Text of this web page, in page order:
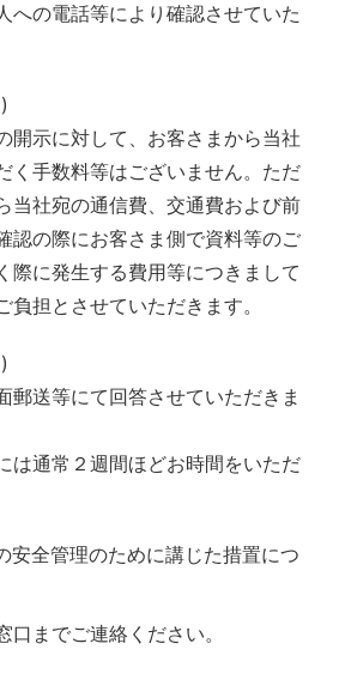
への電話等により確認させていた
開示に対して、お客さまから当社
く手数料等はございません。ただ
当社宛の通信費、交通費および前
認の際にお客さま側で資料等のご
際に発生する費用等につきまして
負担とさせていただきます。
郵送等にて回答させていただきま
は通常２週間ほどお時間をいただ
安全管理のために講じた措置につ
口までご連絡ください。